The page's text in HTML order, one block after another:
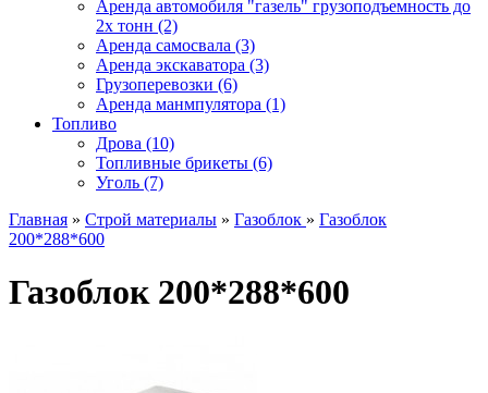
Аренда автомобиля "газель" грузоподъемность до
2х тонн (2)
Аренда самосвала (3)
Аренда экскаватора (3)
Грузоперевозки (6)
Аренда манмпулятора (1)
Топливо
Дрова (10)
Топливные брикеты (6)
Уголь (7)
Главная » Строй материалы » Газоблок » Газоблок
200*288*600
Газоблок 200*288*600